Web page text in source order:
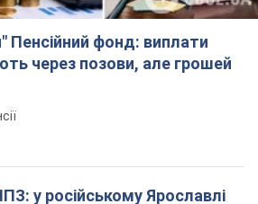
Пенсійний фонд: виплати
через позови, але грошей
у російському Ярославлі